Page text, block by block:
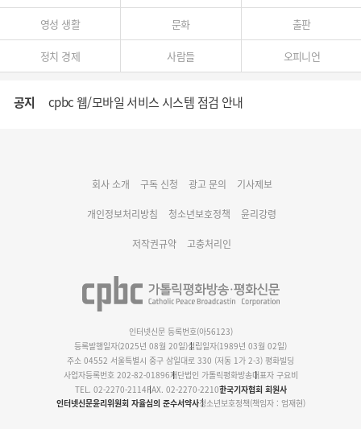
영성 생활 문화 출판
정치 경제 사람들 오피니언
공지 cpbc 웹/모바일 서비스 시스템 점검 안내
명동 미디어큐브 & 1898 미디어월 공모전 수상작 발표
회사 소개 구독 신청 광고 문의 기사제보
개인정보처리방침 청소년보호정책 윤리강령
저작권규약 고충처리인
인터넷신문 등록번호(아56123)
등록발행일자(2025년 08월 20일)설립일자(1989년 03월 02일)
주소 04552 서울특별시 중구 삼일대로 330 (저동 1가 2-3) 평화빌딩
사업자등록번호 202-82-01896재단법인 가톨릭평화방송대표자 구요비
TEL. 02-2270-2114FAX. 02-2270-2210한국기자협회 회원사
인터넷신문윤리위원회 자율심의 준수서약사청소년보호정책(책임자 : 엄재현)